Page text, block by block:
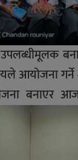
आयोजना
बनाएर